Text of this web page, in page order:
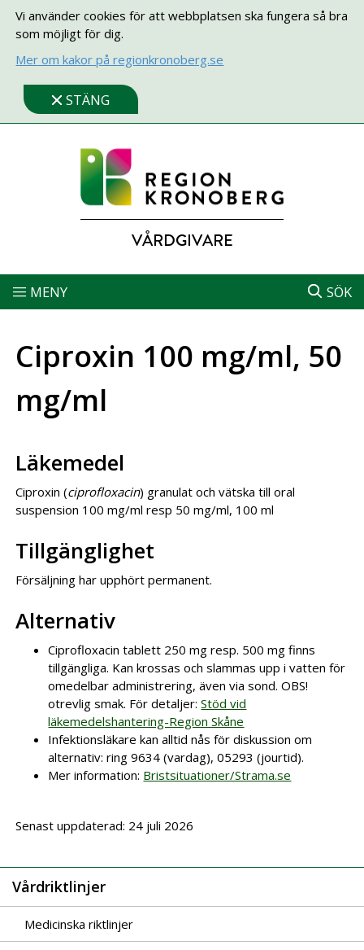
Vi använder cookies för att webbplatsen ska fungera så bra
som möjligt för dig.
Mer om kakor på regionkronoberg.se
STÄNG
VÅRDGIVARE
MENY SÖK
Ciproxin 100 mg/ml, 50
mg/ml
Läkemedel
Ciproxin (ciprofloxacin) granulat och vätska till oral
suspension 100 mg/ml resp 50 mg/ml, 100 ml
Tillgänglighet
Försäljning har upphört permanent.
Alternativ
Ciprofloxacin tablett 250 mg resp. 500 mg finns
tillgängliga. Kan krossas och slammas upp i vatten för
omedelbar administrering, även via sond. OBS!
otrevlig smak. För detaljer:Stöd vid
läkemedelshantering-Region Skåne
Infektionsläkare kan alltid nås för diskussion om
alternativ: ring 9634 (vardag), 05293 (jourtid).
Mer information: Bristsituationer/Strama.se
Senast uppdaterad: 24 juli 2026
Vårdriktlinjer
Medicinska riktlinjer